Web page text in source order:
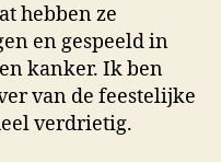
hebben ze
en gespeeld in
kanker. Ik ben
van de feestelijke
verdrietig.